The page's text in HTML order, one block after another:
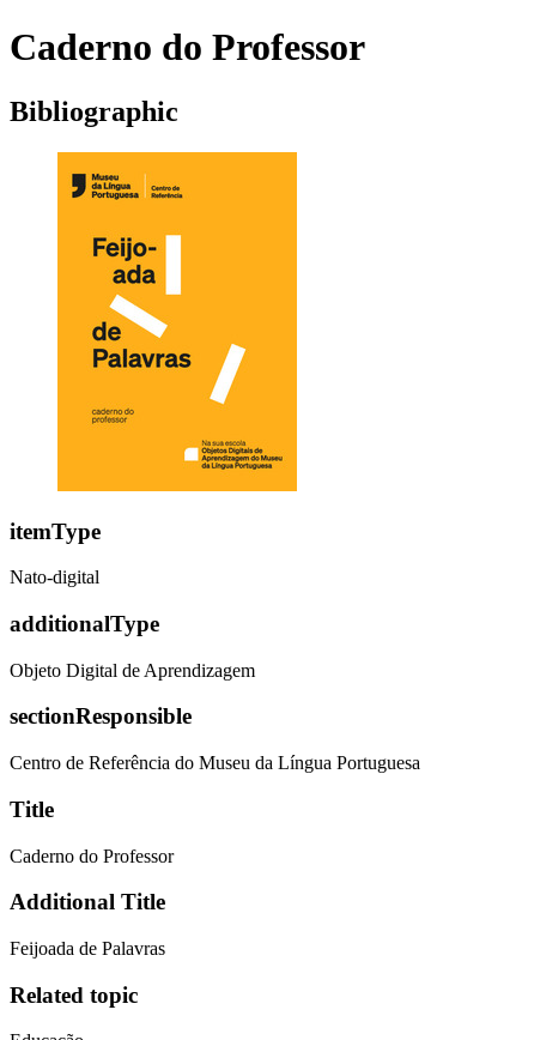
Caderno do Professor
Bibliographic
itemType
Nato-digital
additionalType
Objeto Digital de Aprendizagem
sectionResponsible
Centro de Referência do Museu da Língua Portuguesa
Title
Caderno do Professor
Additional Title
Feijoada de Palavras
Related topic